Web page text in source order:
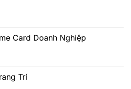
Card Doanh Nghiệp
Trí